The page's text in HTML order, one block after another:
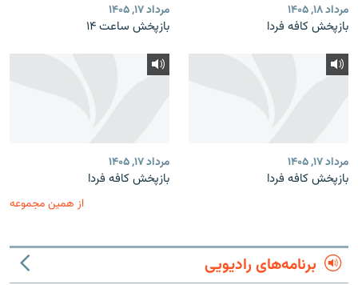
مرداد ۱۸, ۱۴۰۵
بازپخش کافه فردا
مرداد ۱۷, ۱۴۰۵
بازپخش ساعت ۱۴
مرداد ۱۷, ۱۴۰۵
بازپخش کافه فردا
مرداد ۱۷, ۱۴۰۵
بازپخش کافه فردا
از همین مجموعه
برنامه‌های رادیویی